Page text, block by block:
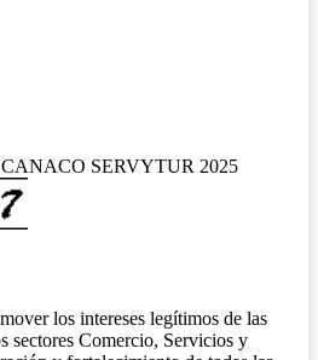
SERVYTUR 2025
los intereses legítimos de las
sectores Comercio, Servicios y